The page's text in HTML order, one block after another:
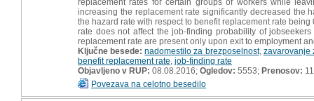
increasing the replacement rate significantly decreased the
the hazard rate with respect to benefit replacement rate
rate does not affect the job-finding probability of
replacement rate are present only upon exit to employment
Ključne besede: nadomestilo za brezposelnost, zavarovanje
benefit replacement rate job-finding rate
Objavljeno v RUP: 08.08.2016; Ogledov: 5553; Prenosov:
Povezava na celotno besedilo